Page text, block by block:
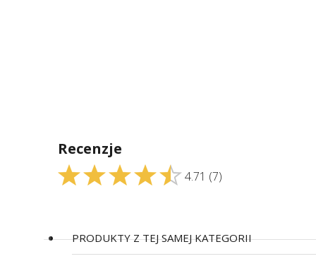
Recenzje
4.71 (7)
PRODUKTY Z TEJ SAMEJ KATEGORII